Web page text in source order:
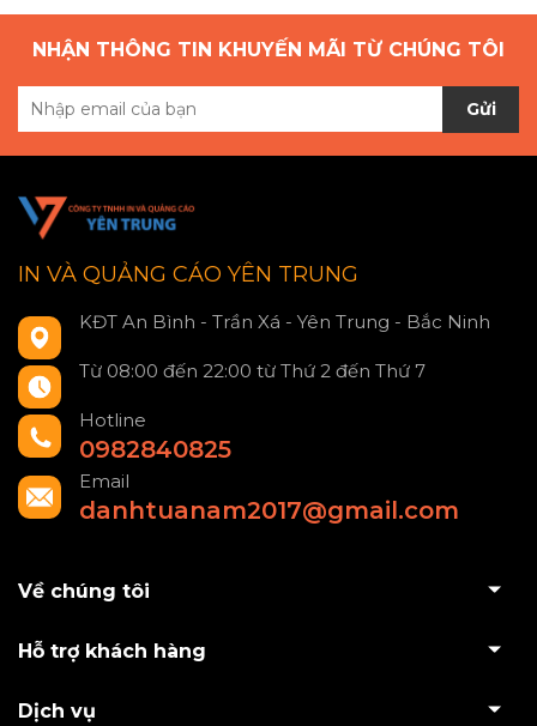
NHẬN THÔNG TIN KHUYẾN MÃI TỪ CHÚNG TÔI
Gửi
IN VÀ QUẢNG CÁO YÊN TRUNG
KĐT An Bình - Trần Xá - Yên Trung - Bắc Ninh
Từ 08:00 đến 22:00 từ Thứ 2 đến Thứ 7
Hotline
0982840825
Email
danhtuanam2017@gmail.com
Về chúng tôi
Hỗ trợ khách hàng
Dịch vụ